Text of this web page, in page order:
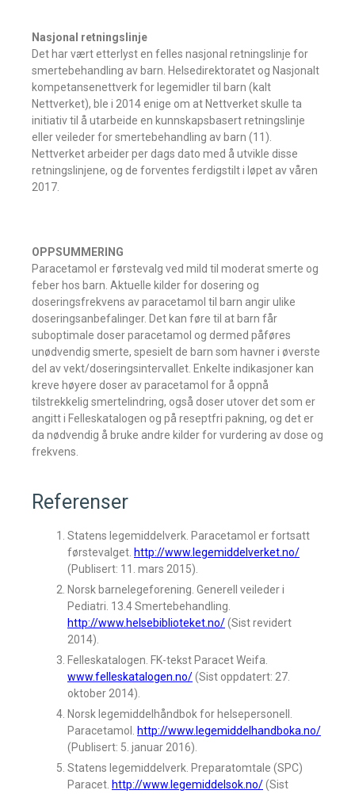
Nasjonal retningslinje
Det har vært etterlyst en felles nasjonal retningslinje for
smertebehandling av barn. Helsedirektoratet og Nasjonalt
kompetansenettverk for legemidler til barn (kalt
Nettverket), ble i 2014 enige om at Nettverket skulle ta
initiativ til å utarbeide en kunnskapsbasert retningslinje
eller veileder for smertebehandling av barn (11).
Nettverket arbeider per dags dato med å utvikle disse
retningslinjene, og de forventes ferdigstilt i løpet av våren
2017.
OPPSUMMERING
Paracetamol er førstevalg ved mild til moderat smerte og
feber hos barn. Aktuelle kilder for dosering og
doseringsfrekvens av paracetamol til barn angir ulike
doseringsanbefalinger. Det kan føre til at barn får
suboptimale doser paracetamol og dermed påføres
unødvendig smerte, spesielt de barn som havner i øverste
del av vekt/doseringsintervallet. Enkelte indikasjoner kan
kreve høyere doser av paracetamol for å oppnå
tilstrekkelig smertelindring, også doser utover det som er
angitt i Felleskatalogen og på reseptfri pakning, og det er
da nødvendig å bruke andre kilder for vurdering av dose og
frekvens.
Referenser
Statens legemiddelverk. Paracetamol er fortsatt
førstevalget. http://www.legemiddelverket.no/
(Publisert: 11. mars 2015).
Norsk barnelegeforening. Generell veileder i
Pediatri. 13.4 Smertebehandling.
http://www.helsebiblioteket.no/(Sist revidert
2014).
Felleskatalogen. FK-tekst Paracet Weifa.
www.felleskatalogen.no/(Sist oppdatert: 27.
oktober 2014).
Norsk legemiddelhåndbok for helsepersonell.
Paracetamol.
http://www.legemiddelhandboka.no/
(Publisert: 5. januar 2016).
Statens legemiddelverk. Preparatomtale (SPC)
Paracet. http://www.legemiddelsok.no/(Sist